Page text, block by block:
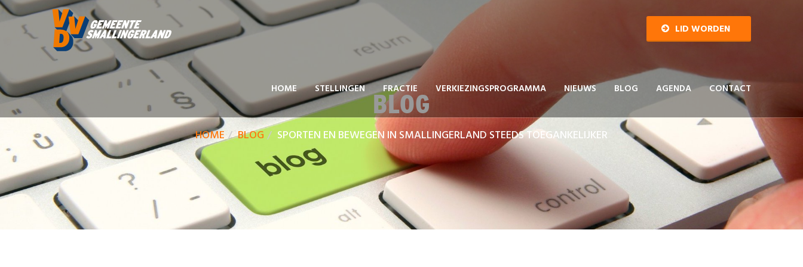
LID WORDEN
HOME STELLINGEN FRACTIE VERKIEZINGSPROGRAMMA NIEUWS BLOG AGENDA CONTACT
BLOG
HOME BLOG SPORTEN EN BEWEGEN IN SMALLINGERLAND STEEDS TOEGANKELIJKER